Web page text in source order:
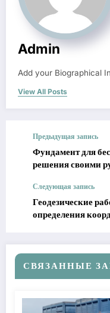
Admin
Add your Biographical
View All Posts
Предыдущая запись
Фундамент для
решения своими
Следующая запись
Геодезические
определения
СВЯЗАННЫЕ